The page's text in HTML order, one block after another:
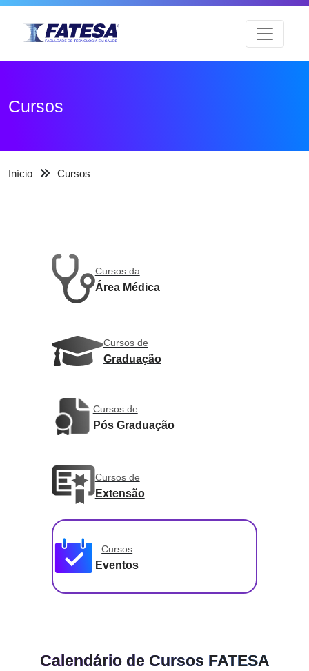
Cursos
Início Cursos
Cursos da
Área Médica
Cursos de
Graduação
Cursos de
Pós Graduação
Cursos de
Extensão
Cursos
Eventos
Calendário de Cursos FATESA